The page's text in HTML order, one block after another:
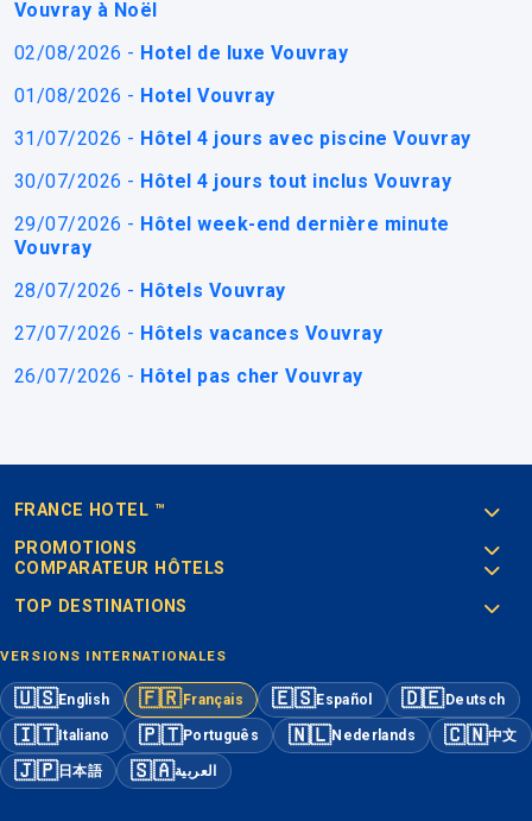
Vouvray à Noël
02/08/2026 - Hotel de luxe Vouvray
01/08/2026 - Hotel Vouvray
31/07/2026 - Hôtel 4 jours avec piscine Vouvray
30/07/2026 - Hôtel 4 jours tout inclus Vouvray
29/07/2026 - Hôtel week-end dernière minute
Vouvray
28/07/2026 - Hôtels Vouvray
27/07/2026 - Hôtels vacances Vouvray
26/07/2026 - Hôtel pas cher Vouvray
FRANCE HOTEL ™
COMPARATEUR HÔTELS
TOP DESTINATIONS
PROMOTIONS
VERSIONS INTERNATIONALES
🇺🇸English 🇫🇷Français 🇪🇸Español 🇩🇪Deutsch
🇮🇹Italiano 🇵🇹Português 🇳🇱Nederlands 🇨🇳中文
🇯🇵日本語 🇸🇦العربية